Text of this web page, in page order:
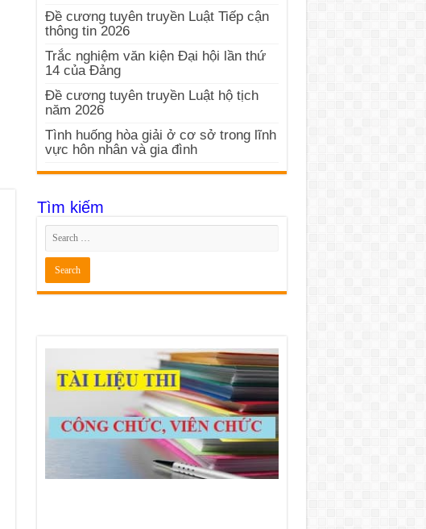
Đề cương tuyên truyền Luật Tiếp cận
thông tin 2026
Trắc nghiệm văn kiện Đại hội lần thứ
14 của Đảng
Đề cương tuyên truyền Luật hộ tịch
năm 2026
Tình huống hòa giải ở cơ sở trong lĩnh
vực hôn nhân và gia đình
Tìm kiếm